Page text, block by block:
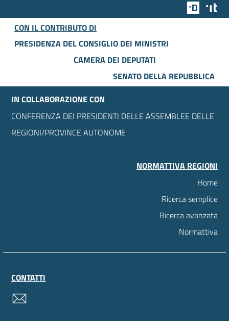
Team
CON IL CONTRIBUTO DI
PRESIDENZA DEL CONSIGLIO DEI MINISTRI
CAMERA DEI DEPUTATI
SENATO DELLA REPUBBLICA
IN COLLABORAZIONE CON
CONFERENZA DEI PRESIDENTI DELLE ASSEMBLEE DELLE
REGIONI/PROVINCE AUTONOME
NORMATTIVA REGIONI
Home
Ricerca semplice
Ricerca avanzata
Normattiva
CONTATTI